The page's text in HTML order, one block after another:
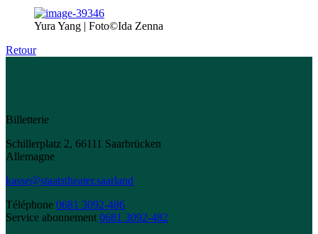
Yura Yang | Foto©Ida Zenna
Retour
Billetterie
Schillerplatz 2, 66111 Saarbrücken
Allemagne
kasse@staatstheater.saarland
Téléphone 0681 3092-486
Service abonnement 0681 3092-482